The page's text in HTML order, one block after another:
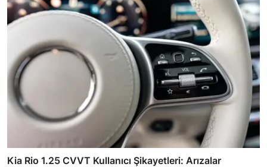
Kia Rio 1.25 CVVT Kullanıcı Şikayetleri: Arızalar